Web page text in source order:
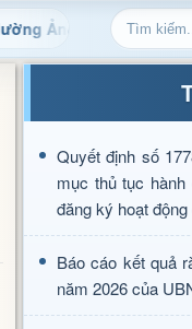
Cập nhật thông
Quyết định số
mục thủ tục
đăng ký hoạt động
Báo cáo kết quả
năm 2026 của